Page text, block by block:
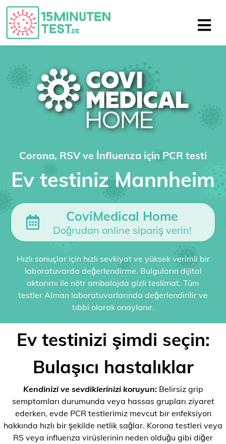
Corona, RSV ve İnfluenza için PCR testi
Ev testiniz Mannheim
CoviMedical Home
Doğrudan online sipariş verin!
Hızlı sonuçlar için hızlı sevkiyat ve yüksek verimli bir
laboratuvarda değerlendirme. Bulguların dijital
aktarımı ile nötr ambalajda gizli teslimat. Tüm
testler Alman laboratuvarlarında değerlendirilir ve
tıbbi olarak onaylanır.
Ev testinizi şimdi seçin:
Bulaşıcı hastalıklar
Kendinizi ve sevdiklerinizi koruyun:Belirsiz grip
semptomları durumunda veya hassas grupları ziyaret
ederken, evde PCR testlerimiz mevcut bir enfeksiyon
hakkında hızlı bir şekilde netlik sağlar. Korona testleri veya
RS veya influenza virüslerinin neden olduğu gibi diğer